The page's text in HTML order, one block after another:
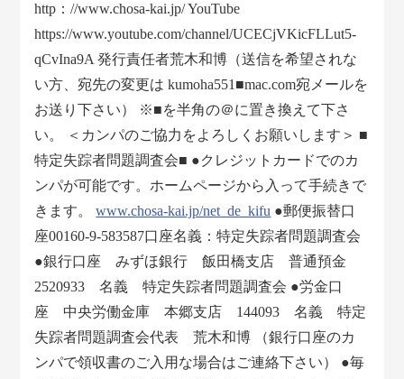
http：//www.chosa-kai.jp/ YouTube
https://www.youtube.com/channel/UCECjVKicFLLut5-
qCvIna9A 発行責任者荒木和博（送信を希望されな
い方、宛先の変更は kumoha551■mac.com宛メールを
お送り下さい） ※■を半角の＠に置き換えて下さ
い。 ＜カンパのご協力をよろしくお願いします＞ ■
特定失踪者問題調査会■ ●クレジットカードでのカ
ンパが可能です。ホームページから入って手続きで
きます。www.chosa-kai.jp/net_de_kifu ●郵便振替口
座00160-9-583587口座名義：特定失踪者問題調査会
●銀行口座 みずほ銀行 飯田橋支店 普通預金
2520933 名義 特定失踪者問題調査会 ●労金口
座 中央労働金庫 本郷支店 144093 名義 特定
失踪者問題調査会代表 荒木和博 （銀行口座のカ
ンパで領収書のご入用な場合はご連絡下さい） ●毎